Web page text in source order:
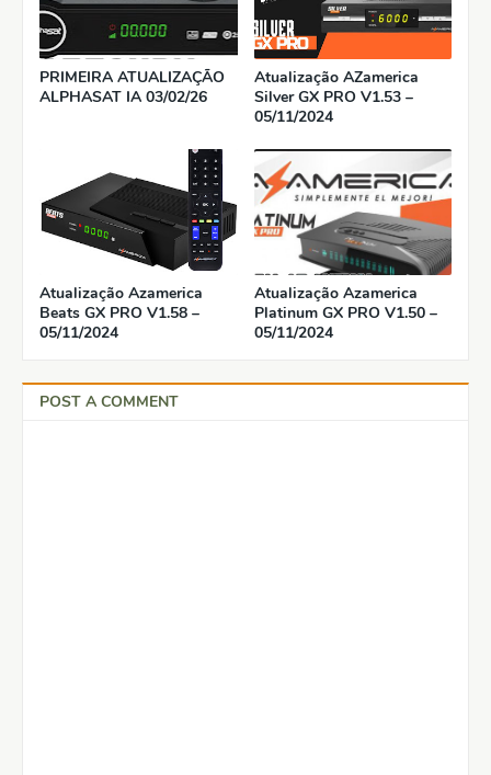
PRIMEIRA ATUALIZAÇÃO
ALPHASAT IA 03/02/26
Atualização AZamerica
Silver GX PRO V1.53 –
05/11/2024
Atualização Azamerica
Beats GX PRO V1.58 –
05/11/2024
Atualização Azamerica
Platinum GX PRO V1.50 –
05/11/2024
POST A COMMENT